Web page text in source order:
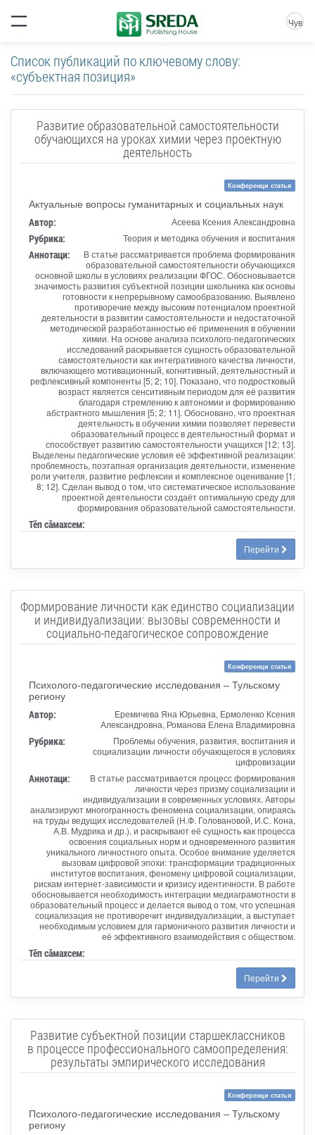
Чув
Список публикаций по ключевому слову:
«субъектная позиция»
Развитие образовательной самостоятельности
обучающихся на уроках химии через проектную
деятельность
Конференци статья
Актуальные вопросы гуманитарных и социальных наук
Автор: Асеева Ксения Александровна
Рубрика: Теория и методика обучения и воспитания
Аннотаци:
В статье рассматривается проблема формирования
образовательной самостоятельности обучающихся
основной школы в условиях реализации ФГОС. Обосновывается
значимость развития субъектной позиции школьника как основы
готовности к непрерывному самообразованию. Выявлено
противоречие между высоким потенциалом проектной
деятельности в развитии самостоятельности и недостаточной
методической разработанностью её применения в обучении
химии. На основе анализа психолого-педагогических
исследований раскрывается сущность образовательной
самостоятельности как интегративного качества личности,
включающего мотивационный, когнитивный, деятельностный и
рефлексивный компоненты [5; 2; 10]. Показано, что подростковый
возраст является сенситивным периодом для её развития
благодаря стремлению к автономии и формированию
абстрактного мышления [5; 2; 11]. Обосновано, что проектная
деятельность в обучении химии позволяет перевести
образовательный процесс в деятельностный формат и
способствует развитию самостоятельности учащихся [12; 13].
Выделены педагогические условия её эффективной реализации:
проблемность, поэтапная организация деятельности, изменение
роли учителя, развитие рефлексии и комплексное оценивание [1;
8; 12]. Сделан вывод о том, что систематическое использование
проектной деятельности создаёт оптимальную среду для
формирования образовательной самостоятельности.
Тӗп сӑмахсем:
Перейти
Формирование личности как единство социализации
и индивидуализации: вызовы современности и
социально-педагогическое сопровождение
Конференци статья
Психолого-педагогические исследования – Тульскому
региону
Автор:
Еремичева Яна Юрьевна, Ермоленко Ксения
Александровна, Романова Елена Владимировна
Рубрика:
Проблемы обучения, развития, воспитания и
социализации личности обучающегося в условиях
цифровизации
Аннотаци:
В статье рассматривается процесс формирования
личности через призму социализации и
индивидуализации в современных условиях. Авторы
анализируют многогранность феномена социализации, опираясь
на труды ведущих исследователей (Н.Ф. Головановой, И.С. Кона,
А.В. Мудрика и др.), и раскрывают её сущность как процесса
освоения социальных норм и одновременного развития
уникального личностного опыта. Особое внимание уделяется
вызовам цифровой эпохи: трансформации традиционных
институтов воспитания, феномену цифровой социализации,
рискам интернет-зависимости и кризису идентичности. В работе
обосновывается необходимость интеграции медиаграмотности в
образовательный процесс и делается вывод о том, что успешная
социализация не противоречит индивидуализации, а выступает
необходимым условием для гармоничного развития личности и
её эффективного взаимодействия с обществом.
Тӗп сӑмахсем:
Перейти
Развитие субъектной позиции старшеклассников
в процессе профессионального самоопределения:
результаты эмпирического исследования
Конференци статья
Психолого-педагогические исследования – Тульскому
региону